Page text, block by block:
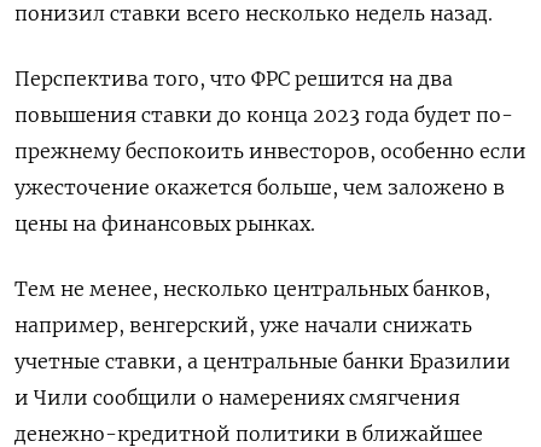
понизил ставки всего несколько недель назад.
Перспектива того, что ФРС решится на два
повышения ставки до конца 2023 года будет по-
прежнему беспокоить инвесторов, особенно если
ужесточение окажется больше, чем заложено в
цены на финансовых рынках.
Тем не менее, несколько центральных банков,
например, венгерский, уже начали снижать
учетные ставки, а центральные банки Бразилии
и Чили сообщили о намерениях смягчения
денежно-кредитной политики в ближайшее